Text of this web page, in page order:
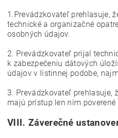
1.Prevádzkovateľ prehlasuje,
technické a organizačné
osobných údajov.
2. Prevádzkovateľ prijal
k zabezpečeniu dátových
údajov v listinnej podobe,
3. Prevádzkovateľ prehlasuje,
majú prístup len ním poverené
VIII. Záverečné